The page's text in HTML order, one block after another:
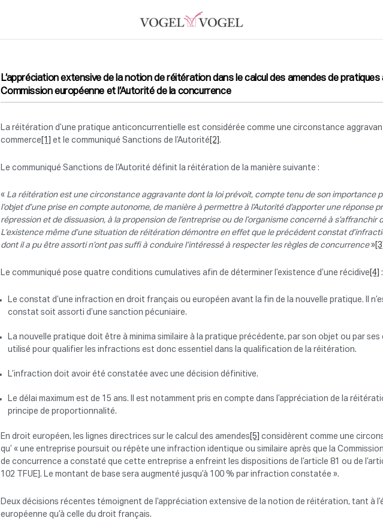
L’appréciation extensive de la notion de réitération dans le calcul des amendes de
Commission européenne et l’Autorité de la concurrence
La réitération d’une pratique anticoncurrentielle est considérée comme une circonstance
commerce [1] et le communiqué Sanctions de l’Autorité [2].
Le communiqué Sanctions de l’Autorité définit la réitération de la manière suivante :
« La réitération est une circonstance aggravante dont la loi prévoit, compte tenu de son importance
l’objet d’une prise en compte autonome, de manière à permettre à l’Autorité d’apporter une réponse
répression et de dissuasion, à la propension de l’entreprise ou de l’organisme concerné à
L’existence même d’une situation de réitération démontre en effet que le précédent constat
dont il a pu être assorti n’ont pas suffi à conduire l’intéressé à respecter les règles de concurrence»
Le communiqué pose quatre conditions cumulatives afin de déterminer l’existence d’une récidive [4] :
Le constat d’une infraction en droit français ou européen avant la fin de la nouvelle pratique. Il
constat soit assorti d’une sanction pécuniaire.
La nouvelle pratique doit être à minima similaire à la pratique précédente, par son objet ou par
utilisé pour qualifier les infractions est donc essentiel dans la qualification de la réitération.
L’infraction doit avoir été constatée avec une décision définitive.
Le délai maximum est de 15 ans. Il est notamment pris en compte dans l’appréciation de la
principe de proportionnalité.
En droit européen, les lignes directrices sur le calcul des amendes [5] considèrent comme une
qu’ « une entreprise poursuit ou répète une infraction identique ou similaire après que la
de concurrence a constaté que cette entreprise a enfreint les dispositions de l’article 81 ou de
102 TFUE]. Le montant de base sera augmenté jusqu’à 100 % par infraction constatée ».
Deux décisions récentes témoignent de l’appréciation extensive de la notion de réitération, tant à
européenne qu’à celle du droit français.